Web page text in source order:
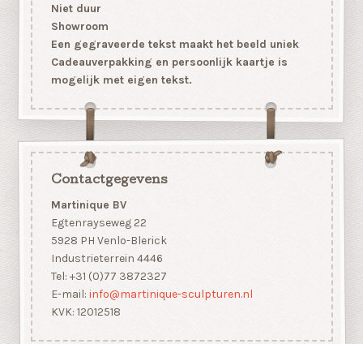
Niet duur
Showroom
Een gegraveerde tekst maakt het beeld uniek
Cadeauverpakking en persoonlijk kaartje is
mogelijk met eigen tekst.
Contactgegevens
Martinique BV
Egtenrayseweg 22
5928 PH Venlo-Blerick
Industrieterrein 4446
Tel: +31 (0)77 3872327
E-mail: info@martinique-sculpturen.nl
KVK: 12012518